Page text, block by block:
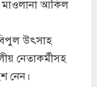
মাওলানা আকিল
উৎসাহ
নেতাকর্মীসহ
নেন।